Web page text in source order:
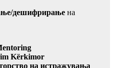
дешифрирање на
Kërkimor
на истражувања